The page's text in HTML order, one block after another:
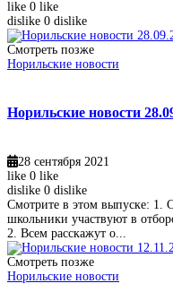
like 0 like
dislike 0 dislike
Смотреть позже
Норильские новости
Норильские новости
28 сентября 2021
like 0 like
dislike 0 dislike
Смотрите в этом выпуске: 1.
школьники участвуют в
2. Всем расскажут о...
Смотреть позже
Норильские новости